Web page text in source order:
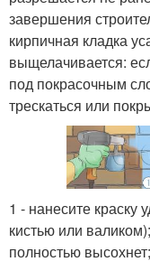
завершения
кирпичная кладка
выщелачивается:
под покрасочным
трескаться или
1 - нанесите краску
кистью или
полностью